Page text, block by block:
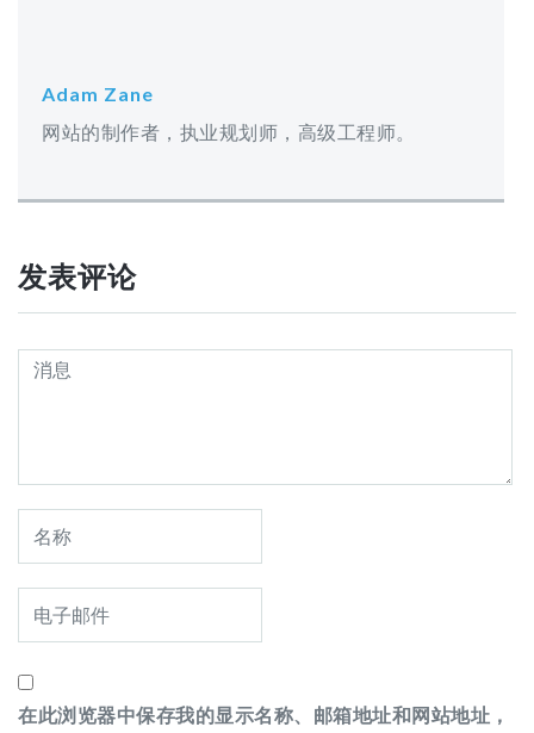
Adam Zane
网站的制作者，执业规划师，高级工程师。
发表评论
在此浏览器中保存我的显示名称、邮箱地址和网站地址，